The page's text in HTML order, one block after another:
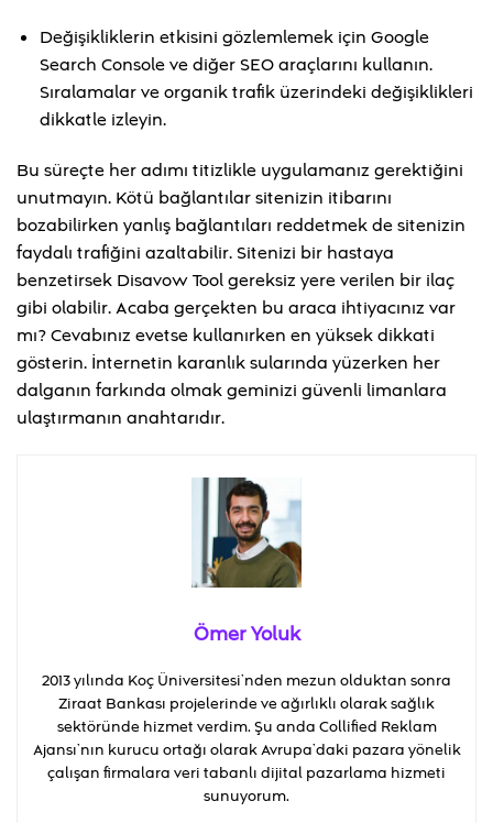
Değişikliklerin etkisini gözlemlemek için Google
Search Console ve diğer SEO araçlarını kullanın.
Sıralamalar ve organik trafik üzerindeki değişiklikleri
dikkatle izleyin.
Bu süreçte her adımı titizlikle uygulamanız gerektiğini
unutmayın. Kötü bağlantılar sitenizin itibarını
bozabilirken yanlış bağlantıları reddetmek de sitenizin
faydalı trafiğini azaltabilir. Sitenizi bir hastaya
benzetirsek Disavow Tool gereksiz yere verilen bir ilaç
gibi olabilir. Acaba gerçekten bu araca ihtiyacınız var
mı? Cevabınız evetse kullanırken en yüksek dikkati
gösterin. İnternetin karanlık sularında yüzerken her
dalganın farkında olmak geminizi güvenli limanlara
ulaştırmanın anahtarıdır.
Ömer Yoluk
2013 yılında Koç Üniversitesi’nden mezun olduktan sonra
Ziraat Bankası projelerinde ve ağırlıklı olarak sağlık
sektöründe hizmet verdim. Şu anda Collified Reklam
Ajansı’nın kurucu ortağı olarak Avrupa’daki pazara yönelik
çalışan firmalara veri tabanlı dijital pazarlama hizmeti
sunuyorum.